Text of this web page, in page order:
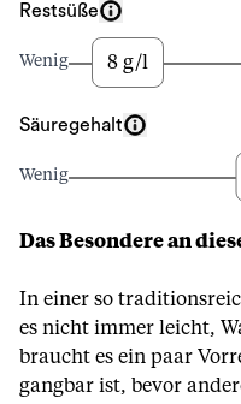
Restsüße
Wenig 8 g/l
Säuregehalt
Wenig
Das Besondere an
In einer so
es nicht immer leicht,
braucht es ein paar
gangbar ist, bevor